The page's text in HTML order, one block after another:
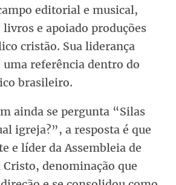
editorial e musical,
e apoiado produções
cristão. Sua liderança
uma referência dentro do
brasileiro.
ainda se pergunta “Silas
igreja?”, a resposta é que
e líder da Assembleia de
denominação que